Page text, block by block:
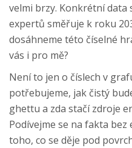
velmi brzy. Konkrétní data
expertů směřuje k roku
dosáhneme této číselné
vás i pro mě?
Není to jen o číslech v
potřebujeme, jak čistý
ghettu a zda stačí zdroje
Podívejme se na fakta bez
toho, co se děje pod